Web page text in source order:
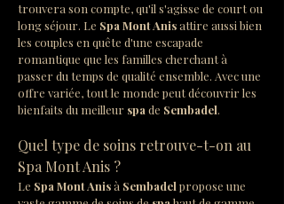
trouvera son compte, qu'il s'agisse de court ou
long séjour. Le Spa Mont Anis attire aussi bien
les couples en quête d'une escapade
romantique que les familles cherchant à
passer du temps de qualité ensemble. Avec une
offre variée, tout le monde peut découvrir les
bienfaits du meilleur spa de Sembadel.
Quel type de soins retrouve-t-on au
Spa Mont Anis ?
Le Spa Mont Anis à Sembadel propose une